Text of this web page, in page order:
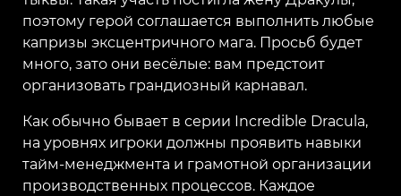
поэтому герой соглашается выполнить любые
капризы эксцентричного мага. Просьб будет
много, зато они весёлые: вам предстоит
организовать грандиозный карнавал.
Как обычно бывает в серии Incredible Dracula,
на уровнях игроки должны проявить навыки
тайм-менеджмента и грамотной организации
производственных процессов. Каждое